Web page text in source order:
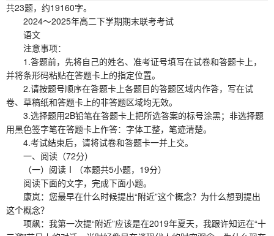
共23题，约19160字。
2024～2025年高二下学期期末联考考试
语文
注意事项：
1.答题前，先将自己的姓名、准考证号填写在试卷和答题卡上，
并将条形码粘贴在答题卡上的指定位置。
2.请按题号顺序在答题卡上各题目的答题区域内作答，写在试
卷、草稿纸和答题卡上的非答题区域均无效。
3.选择题用2B铅笔在答题卡上把所选答案的标号涂黑；非选择题
用黑色签字笔在答题卡上作答：字体工整，笔迹清楚。
4.考试结束后，请将试卷和答题卡一并上交。
一、阅读（72分）
（一）阅读Ⅰ（本题共5小题，19分）
阅读下面的文字，完成下面小题。
康岚：您最早在什么时候提出“附近”这个概念？为什么想到提出
这个概念？
项飙：我第一次提“附近”应该是在2019年夏天，我跟许知远在“十